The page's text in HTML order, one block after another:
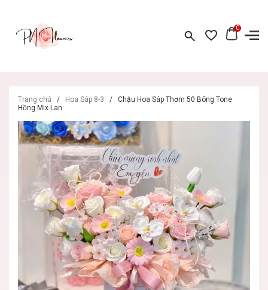
0
Trang chủ / Hoa Sáp 8-3 /
Chậu Hoa Sáp Thơm 50 Bông Tone
Hồng Mix Lan